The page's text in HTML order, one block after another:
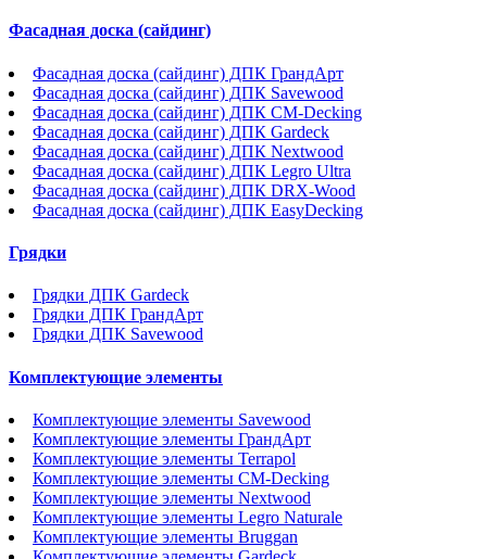
Фасадная доска (сайдинг)
Фасадная доска (сайдинг) ДПК ГрандАрт
Фасадная доска (сайдинг) ДПК Savewood
Фасадная доска (сайдинг) ДПК CM-Decking
Фасадная доска (сайдинг) ДПК Gardeck
Фасадная доска (сайдинг) ДПК Nextwood
Фасадная доска (сайдинг) ДПК Legro Ultra
Фасадная доска (сайдинг) ДПК DRX-Wood
Фасадная доска (сайдинг) ДПК EasyDecking
Грядки
Грядки ДПК Gardeck
Грядки ДПК ГрандАрт
Грядки ДПК Savewood
Комплектующие элементы
Комплектующие элементы Savewood
Комплектующие элементы ГрандАрт
Комплектующие элементы Terrapol
Комплектующие элементы CM-Decking
Комплектующие элементы Nextwood
Комплектующие элементы Legro Naturale
Комплектующие элементы Bruggan